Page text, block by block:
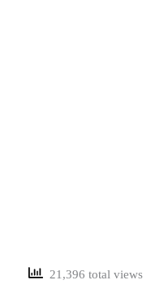
21,396 total views